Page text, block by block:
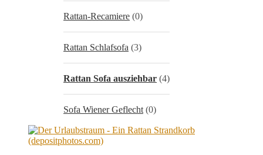
Rattan-Recamiere (0)
Rattan Schlafsofa (3)
Rattan Sofa ausziehbar (4)
Sofa Wiener Geflecht (0)